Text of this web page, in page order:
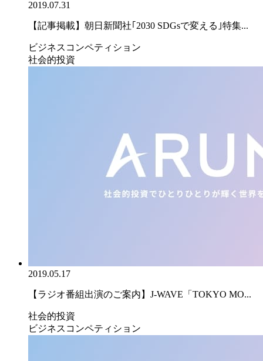
2019.07.31
【記事掲載】朝日新聞社｢2030 SDGsで変える｣特集...
ビジネスコンペティション
社会的投資
2019.05.17
【ラジオ番組出演のご案内】J-WAVE「TOKYO MO...
社会的投資
ビジネスコンペティション